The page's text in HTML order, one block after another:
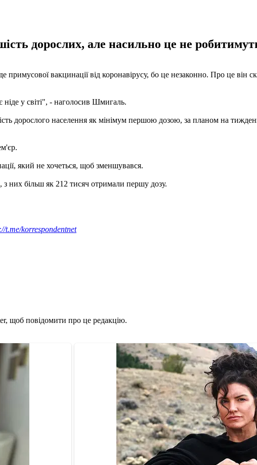
дорослих, але насильно це не
вакцинації від коронавірусу, бо це незаконно. Про це він
ніде у світі", - наголосив Шмигаль.
дорослого населення як мінімум першою дозою, за планом на
який не хочеться, щоб зменшувався.
, з них більш як 212 тисяч отримали першу дозу.
t.me/korrespondentnet
щоб повідомити про це редакцію.